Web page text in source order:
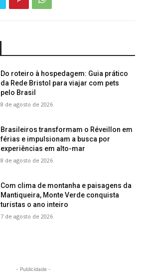
Do roteiro à hospedagem: Guia prático
da Rede Bristol para viajar com pets
pelo Brasil
8 de agosto de 2026
Brasileiros transformam o Réveillon em
férias e impulsionam a busca por
experiências em alto-mar
8 de agosto de 2026
Com clima de montanha e paisagens da
Mantiqueira, Monte Verde conquista
turistas o ano inteiro
7 de agosto de 2026
- Publicidade -